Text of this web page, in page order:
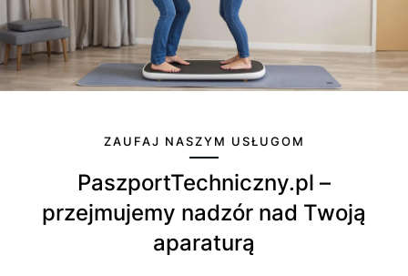
ZAUFAJ NASZYM USŁUGOM
PaszportTechniczny.pl –
przejmujemy nadzór nad Twoją
aparaturą